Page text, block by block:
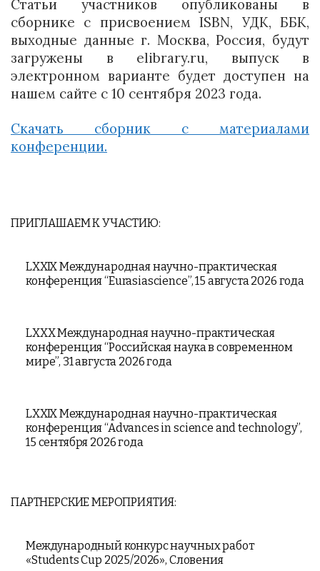
Статьи участников опубликованы в
сборнике с присвоением ISBN, УДК, ББК,
выходные данные г. Москва, Россия, будут
загружены в elibrary.ru, выпуск в
электронном варианте будет доступен на
нашем сайте с 10 сентября 2023 года.
Скачать сборник с материалами
конференции.
ПРИГЛАШАЕМ К УЧАСТИЮ:
LXXIX Международная научно-практическая
конференция “Eurasiascience”, 15 августа 2026 года
LXXX Международная научно-практическая
конференция “Российская наука в современном
мире”, 31 августа 2026 года
LXXIX Международная научно-практическая
конференция “Advances in science and technology”,
15 сентября 2026 года
ПАРТНЕРСКИЕ МЕРОПРИЯТИЯ:
Международный конкурс научных работ
«Students Cup 2025/2026», Словения